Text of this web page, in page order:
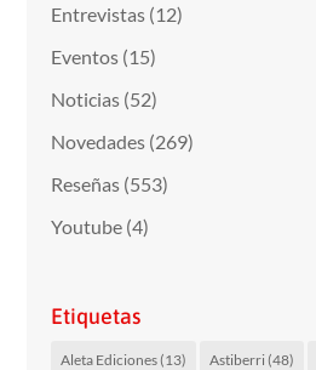
Entrevistas (12)
Eventos (15)
Noticias (52)
Novedades (269)
Reseñas (553)
Youtube (4)
Etiquetas
Aleta Ediciones(13) Astiberri(48)